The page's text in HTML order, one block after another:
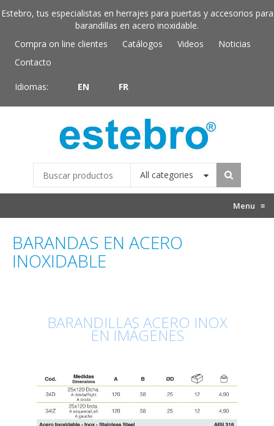
Estebro, tus especialistas en herrajes para puertas y accesorios para
barandillas en acero inoxidable.
Compra on line clientes
Catálogos Videos
Noticias
Contacto
Idiomas: EN FR
All categories
Menu ≡
BARANDAS EN ACERO
INOXIDABLE
BARANDILLAS ACERO INOX
EN IMÁGENES